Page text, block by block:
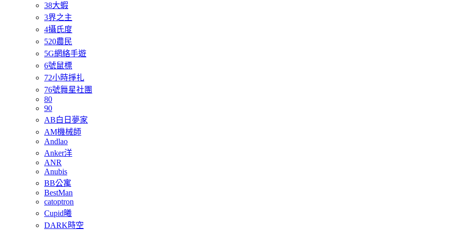
38大蝦
3界之主
4攝氏度
520農民
5G網絡手遊
6號鼠標
72小時掙扎
76號舞星社團
80
90
AB白日夢家
AM機械師
Andlao
Anker洋
ANR
Anubis
BB公寓
BestMan
catoptron
Cupid曦
DARK時空